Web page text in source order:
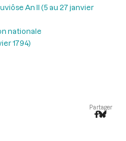
An II (5 au 27 janvier
nationale
1794)
Partager